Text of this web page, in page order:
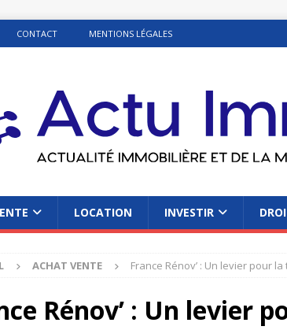
CONTACT MENTIONS LÉGALES
LOCATION INVESTIR
ACHAT VENTE France Rénov’ : Un levier pour
Rénov’ : Un levier